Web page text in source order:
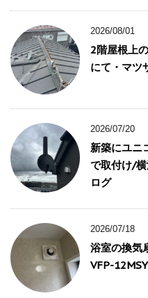
2026/08/01
2階屋根上
にて・マツ
2026/07/20
新築にユニ
で取付け/
ログ
2026/07/18
浴室の換気
VFP-